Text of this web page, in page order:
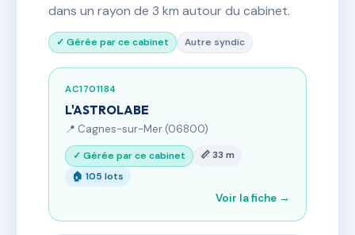
dans un rayon de 3 km autour du cabinet.
✓ Gérée par ce cabinet Autre syndic
AC1701184
L'ASTROLABE
📍 Cagnes-sur-Mer (06800)
✓ Gérée par ce cabinet
📏 33 m
🏠 105 lots
Voir la fiche →